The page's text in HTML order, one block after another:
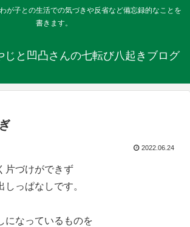
が子との生活での気づきや反省など備忘録的なことを
書きます。
じと凹凸さんの七転び八起きブログ
2022.06.24
片づけができず
っぱなしです。
になっているものを